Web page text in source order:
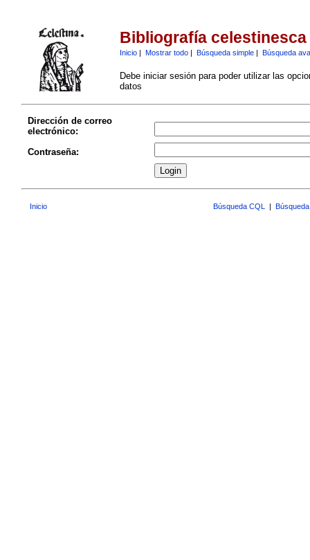
Bibliografía celestinesca
Inicio| Mostrar todo| Búsqueda simple| Búsqueda
Debe iniciar sesión para poder utilizar las
datos
Dirección de correo
electrónico:
Contraseña:
Inicio Búsqueda CQL |